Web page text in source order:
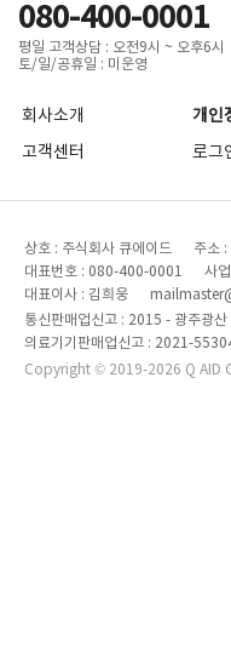
080-400-0001
평일 고객상담 : 오전9시 ~ 오후6시
토/일/공휴일 : 미운영
회사소개 개인
고객센터
로그
상호 : 주식회사 큐에이드 주소 :
대표번호 : 080-400-0001 사업
대표이사 : 김희웅
통신판매업신고 : 2015 - 광주광
의료기기판매업신고 : 2021-
Copyright © 2019-2026 Q AID